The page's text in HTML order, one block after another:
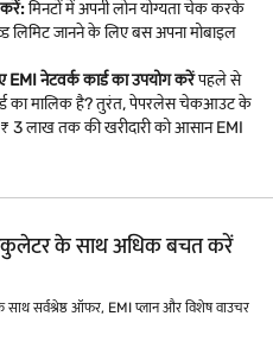
करें:मिनटों में अपनी लोन योग्यता चेक करके
लिमिट जानने के लिए बस अपना मोबाइल
नेटवर्क कार्ड का उपयोग करेंपहले से
का मालिक है? तुरंत, पेपरलेस चेकआउट के
3 लाख तक की खरीदारी को आसान EMI
के साथ अधिक बचत करें
सर्वश्रेष्ठ ऑफर, EMI प्लान और विशेष वाउचर